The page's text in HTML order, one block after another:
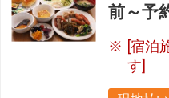
前～予
[宿泊
す]